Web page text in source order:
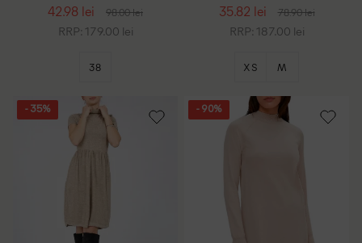
42.98 lei 98.00 lei
RRP: 179.00 lei
38
35.82 lei 78.90 lei
RRP: 187.00 lei
XS M
- 35% - 90%